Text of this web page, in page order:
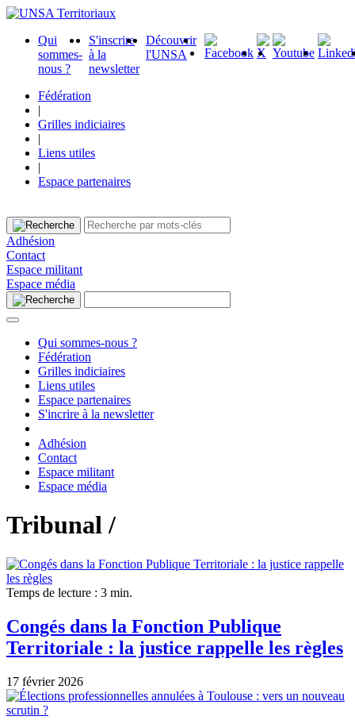
Qui
sommes-
nous ?
S'inscrire
à la
newsletter
Découvrir
l'UNSA
Fédération
|
Grilles indiciaires
|
Liens utiles
|
Espace partenaires
Adhésion
Contact
Espace militant
Espace média
Qui sommes-nous ?
Fédération
Grilles indiciaires
Liens utiles
Espace partenaires
S'incrire à la newsletter
Adhésion
Contact
Espace militant
Espace média
Tribunal /
Temps de lecture : 3 min.
Congés dans la Fonction Publique
Territoriale : la justice rappelle les règles
17 février 2026